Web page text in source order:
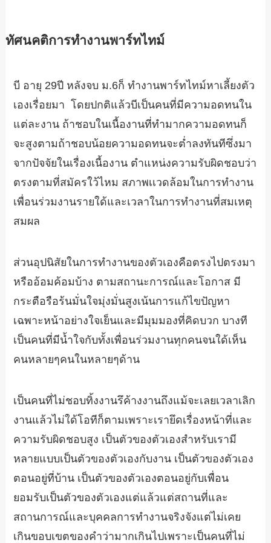
ทัศนคติการทำงานพาร์ทไทม์
บี อายุ 29ปี หลังจบ ม.6ก็ ทำงานพาร์ทไทม์หาเลี้ยงตัว
เองเรื่อยมา โดยปกติแล้วบีเป็นคนที่มีความอดทนใน
แต่ละงาน ถ้าชอบในเนื้องานที่ทำมากความอดทนก็
จะสูงตามถ้าชอบน้อยความอดทนจะต่ำลงทันทีซึ่งมา
จากปัจจัยในเรื่องเนื้องาน ตำแหน่งความรับผิดชอบว่า
ตรงตามที่สมัครใว้ไหม สภาพเเวดล้อมในการทำงาน
เพื่อนร่วมงานรายใด้และเวลาในการทำงานที่สมเหตุ
สมผล
ส่วนอุปนิสัยในการทำงานของตัวเองคือตรงไปตรงมา
หรืออ้อมค้อมบ้าง ตามสถานะการณ์และโอกาส มี
กระตือรือร้นมั่นใจมุ่งมั่นสูงเน้นการแก้ไขปัญหา
เฉพาะหน้าอย่างใจเย็นและมีมุมมองที่คิดบวก บางที
เป็นคนที่มีน้ำใจกับทั้งเพื่อนร่วมงานทุกคนจนใด้เห็น
คนหลายๆคนในหลายๆด้าน
เป็นคนที่ไม่ชอบทิ้งงานรึค้างงานถึงแม้จะเลยเวลาเลิก
งานแล้วไม่ใด้โอทีก็ตามเพราะเรายึดเรื่องหน้าที่และ
ความรับผิดชอบสูง เป็นตัวของตัวเองสำหรับเรามี
หลายแบบเป็นตัวของตัวเองกับงาน เป็นตัวของตัวเอง
ตอนอยู่ที่บ้าน เป็นตัวของตัวเองตอนอยู่กับเพื่อน
ยอมรับเป็นตัวของตัวเองแต่แล้วแต่สถานที่และ
สถานการณ์และบุคคลการทำงานจริงจังแต่ไม่เคย
เกินขอบเขตของคำว่ามากเกินไปเพราะเป็นคนที่ไม่